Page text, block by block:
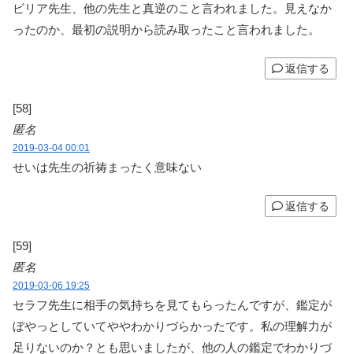
ビリア先生、他の先生と真逆のこと言われました。見えなか
ったのか、最初の説明から読み取ったこと言われました。
返信する
[58]
匿名
2019-03-04 00:01
せいは先生の祈祷まったく意味ない
返信する
[59]
匿名
2019-03-06 19:25
セラフ先生に相手の気持ちを見てもらったんですが、鑑定が
ぼやっとしていてややわかりづらかったです。私の理解力が
足りないのか？とも思いましたが、他の人の鑑定でわかりづ